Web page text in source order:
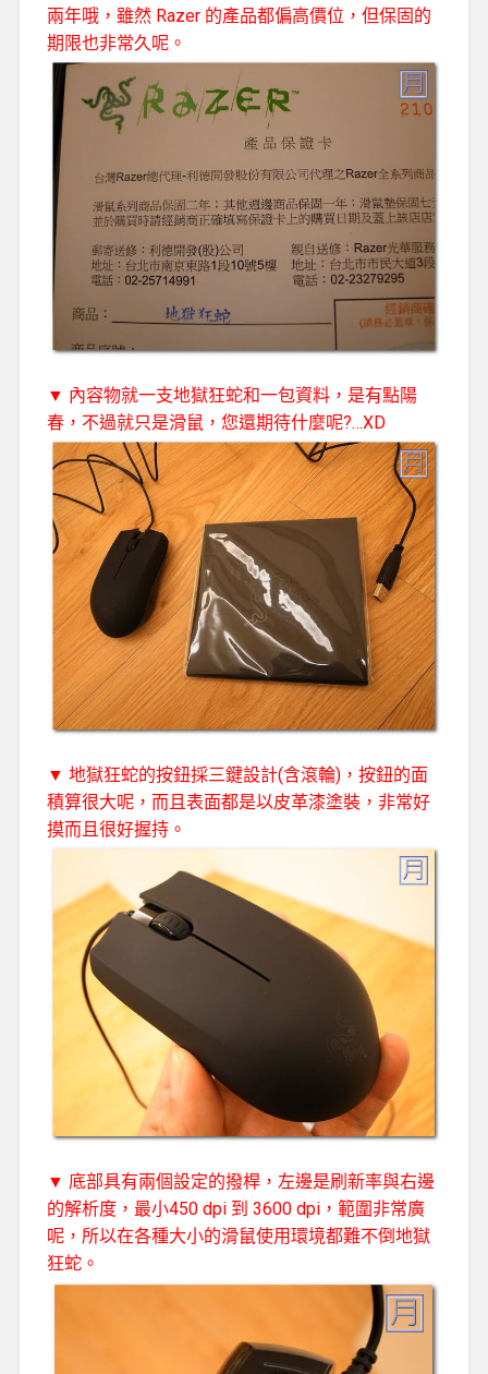
兩年哦，雖然 Razer 的產品都偏高價位，但保固的
期限也非常久呢。
▼ 內容物就一支地獄狂蛇和一包資料，是有點陽
春，不過就只是滑鼠，您還期待什麼呢?…XD
▼ 地獄狂蛇的按鈕採三鍵設計(含滾輪)，按鈕的面
積算很大呢，而且表面都是以皮革漆塗裝，非常好
摸而且很好握持。
▼ 底部具有兩個設定的撥桿，左邊是刷新率與右邊
的解析度，最小450 dpi 到 3600 dpi，範圍非常廣
呢，所以在各種大小的滑鼠使用環境都難不倒地獄
狂蛇。